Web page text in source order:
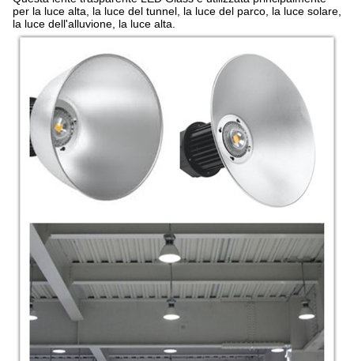
per la luce alta, la luce del tunnel, la luce del parco, la luce solare,
la luce dell'alluvione, la luce alta.